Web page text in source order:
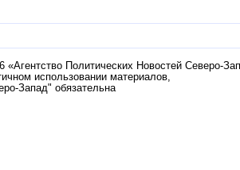
«Агентство Политических Новостей Северо-
использовании материалов,
Запад" обязательна